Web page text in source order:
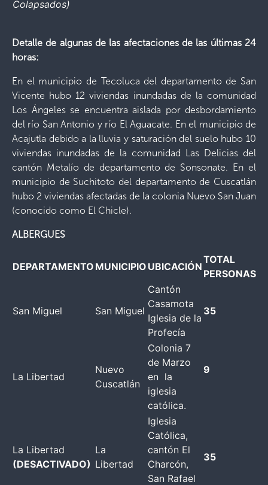
Colapsados)
Detalle de algunas de las afectaciones de las últimas 24
horas:
En el municipio de Tecoluca del departamento de San
Vicente hubo 12 viviendas inundadas de la comunidad
Los Ángeles se encuentra aislada por desbordamiento
del río San Antonio y río El Aguacate. En el municipio de
Acajutla debido a la lluvia y saturación del suelo hubo 10
viviendas inundadas de la comunidad Las Delicias del
cantón Metalío de departamento de Sonsonate. En el
municipio de Suchitoto del departamento de Cuscatlán
hubo 2 viviendas afectadas de la colonia Nuevo San Juan
(conocido como El Chicle).
ALBERGUES
DEPARTAMENTO MUNICIPIO UBICACIÓN
TOTAL
PERSONAS
San Miguel San Miguel
Cantón
Casamota
Iglesia de la
Profecía
35
La Libertad
Nuevo
Cuscatlán
Colonia 7
de Marzo
en la
iglesia
católica.
9
La Libertad
(DESACTIVADO)
La
Libertad
Iglesia
Católica,
cantón El
Charcón,
San Rafael
35